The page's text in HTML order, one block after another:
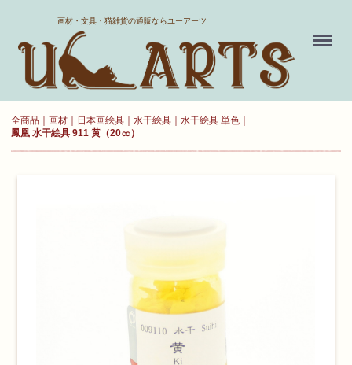
画材・文具・猫雑貨の通販ならユーアーツ
Menu
全商品 画材 日本画絵具 水干絵具
水干絵具 単色
鳳凰 水干絵具 911 黄（20㏄）
ホーム
送料について
カート
現在カート内に
商品はございません。